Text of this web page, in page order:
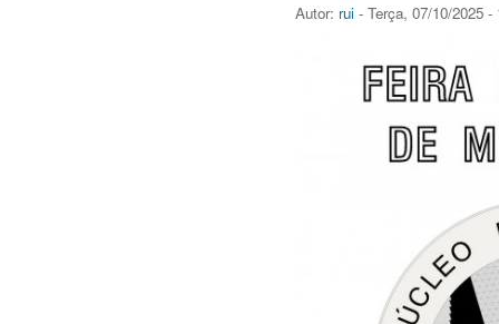
Autor: rui - Terça, 07/10/2025 -